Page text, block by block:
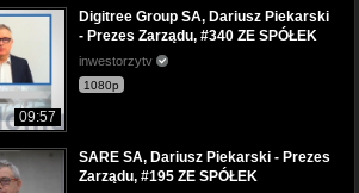
09:57
Digitree Group SA, Dariusz Piekarski
- Prezes Zarządu, #340 ZE SPÓŁEK
inwestorzytv
1080p
SARE SA, Dariusz Piekarski - Prezes
Zarządu, #195 ZE SPÓŁEK